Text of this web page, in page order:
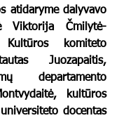
Viktorija Čmilytė-
komiteto
Juozapaitis,
departamento
kultūros
docentas